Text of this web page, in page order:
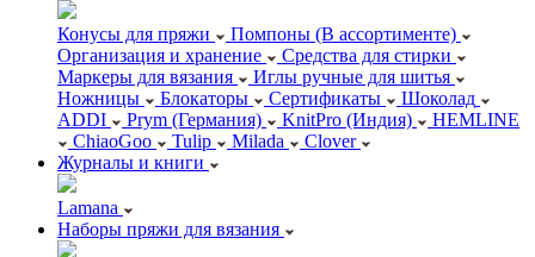
Конусы для пряжи
Помпоны (В ассортименте)
Организация и хранение
Средства для стирки
Маркеры для вязания
Иглы ручные для шитья
Ножницы
Блокаторы Сертификаты
Шоколад
ADDI
Prym (Германия) KnitPro (Индия)
HEMLINE
ChiaoGoo
Tulip Milada
Clover
Журналы и книги
Lamana
Наборы пряжи для вязания